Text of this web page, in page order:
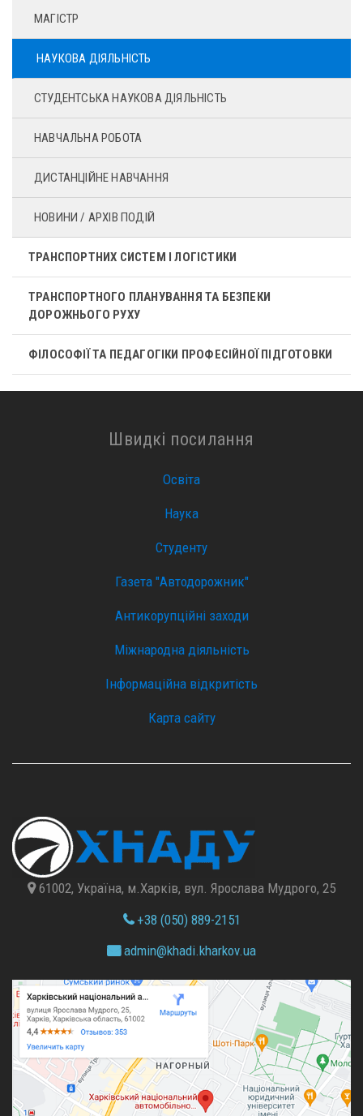
МАГІСТР
НАУКОВА ДІЯЛЬНІСТЬ
СТУДЕНТСЬКА НАУКОВА ДІЯЛЬНІСТЬ
НАВЧАЛЬНА РОБОТА
ДИСТАНЦІЙНЕ НАВЧАННЯ
НОВИНИ / АРХІВ ПОДІЙ
ТРАНСПОРТНИХ СИСТЕМ І ЛОГІСТИКИ
ТРАНСПОРТНОГО ПЛАНУВАННЯ ТА БЕЗПЕКИ
ДОРОЖНЬОГО РУХУ
ФІЛОСОФІЇ ТА ПЕДАГОГІКИ ПРОФЕСІЙНОЇ ПІДГОТОВКИ
Швидкі посилання
Освіта
Наука
Студенту
Газета "Автодорожник"
Антикорупційні заходи
Міжнародна діяльність
Інформаційна відкритість
Карта сайту
61002, Україна, м.Харків, вул. Ярослава Мудрого, 25
+38 (050) 889-2151
admin@khadi.kharkov.ua